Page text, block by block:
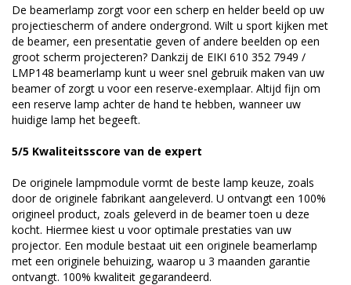
De beamerlamp zorgt voor een scherp en helder beeld op uw
projectiescherm of andere ondergrond. Wilt u sport kijken met
de beamer, een presentatie geven of andere beelden op een
groot scherm projecteren? Dankzij de EIKI 610 352 7949 /
LMP148 beamerlamp kunt u weer snel gebruik maken van uw
beamer of zorgt u voor een reserve-exemplaar. Altijd fijn om
een reserve lamp achter de hand te hebben, wanneer uw
huidige lamp het begeeft.
5/5 Kwaliteitsscore van de expert
De originele lampmodule vormt de beste lamp keuze, zoals
door de originele fabrikant aangeleverd. U ontvangt een 100%
origineel product, zoals geleverd in de beamer toen u deze
kocht. Hiermee kiest u voor optimale prestaties van uw
projector. Een module bestaat uit een originele beamerlamp
met een originele behuizing, waarop u 3 maanden garantie
ontvangt. 100% kwaliteit gegarandeerd.